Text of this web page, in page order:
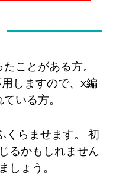
ことがある方。
しますので、x編
いる方。
くらませます。 初
るかもしれません
しょう。